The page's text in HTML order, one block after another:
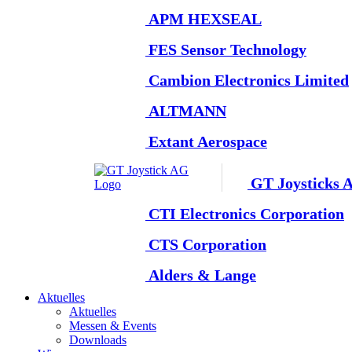
APM HEXSEAL
FES Sensor Technology
Cambion Electronics Limited
ALTMANN
Extant Aerospace
GT Joysticks
CTI Electronics Corporation
CTS Corporation
Alders & Lange
Aktuelles
Aktuelles
Messen & Events
Downloads